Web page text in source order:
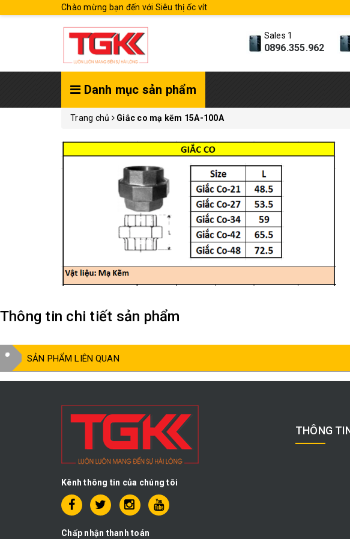
Chào mừng bạn đến với Siêu thị ốc vít
Sales 1
0896.355.962
Danh mục sản phẩm
Trang chủ Giắc co mạ kẽm 15A-100A
Thông tin chi tiết sản phẩm
SẢN PHẨM LIÊN QUAN
Kênh thông tin của chúng tôi
Chấp nhận thanh toán
THÔNG